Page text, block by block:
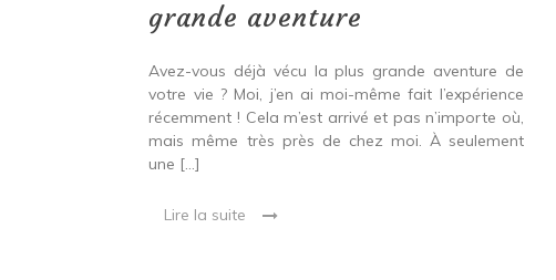
grande aventure
Avez-vous déjà vécu la plus grande aventure de
votre vie ? Moi, j’en ai moi-même fait l’expérience
récemment ! Cela m’est arrivé et pas n’importe où,
mais même très près de chez moi. À seulement
une […]
Lire la suite